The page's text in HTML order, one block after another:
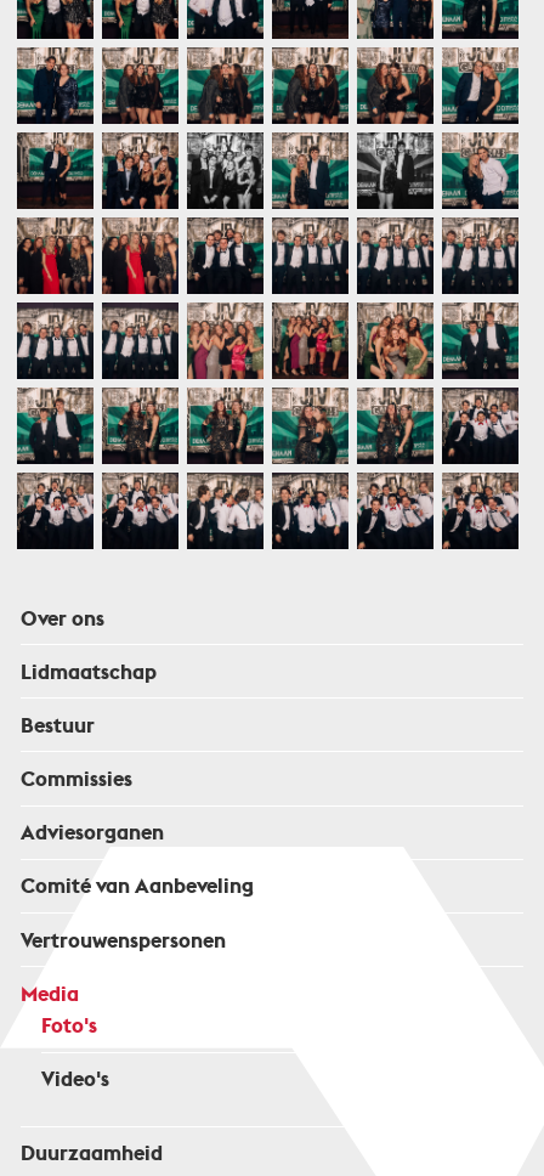
Over ons
Lidmaatschap
Bestuur
Commissies
Adviesorganen
Comité van Aanbeveling
Vertrouwenspersonen
Media
Foto's
Video's
Duurzaamheid